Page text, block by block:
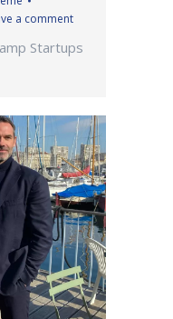
a comment
Startups